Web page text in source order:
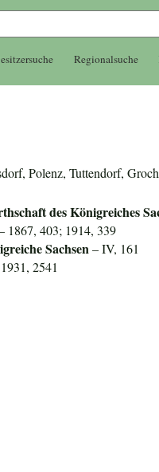
Regionalsuche
Polenz, Tuttendorf,
des Königreiches
1867, 403; 1914, 339
Sachsen– IV, 161
2541